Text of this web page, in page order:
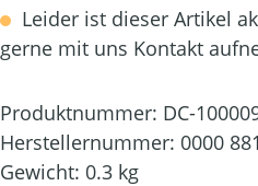
Leider ist dieser Artikel
gerne mit uns Kontakt
Produktnummer: DC-
Herstellernummer: 0000
Gewicht: 0.3 kg